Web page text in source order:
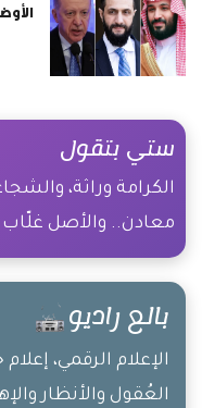
ستي بتقول
الكرامة وراثة،
معادن.. والأصل غلّاب
بالع راديو
الإعلام الرقمي،
العُقول والأنظار